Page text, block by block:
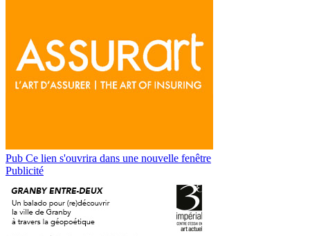
Pub Ce lien s'ouvrira dans une nouvelle fenêtre
Publicité